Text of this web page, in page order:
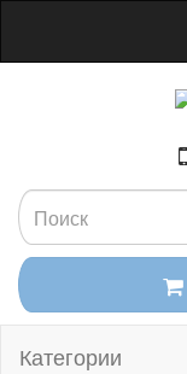
Категории